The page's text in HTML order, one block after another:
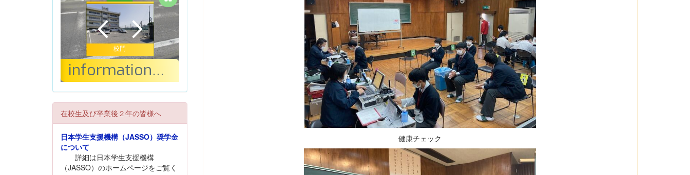
健康チェック
在校生及び卒業後２年の皆様へ
日本学生支援機構（JASSO）奨学金
について
詳細は日本学生支援機構
（JASSO）のホームページをご覧く